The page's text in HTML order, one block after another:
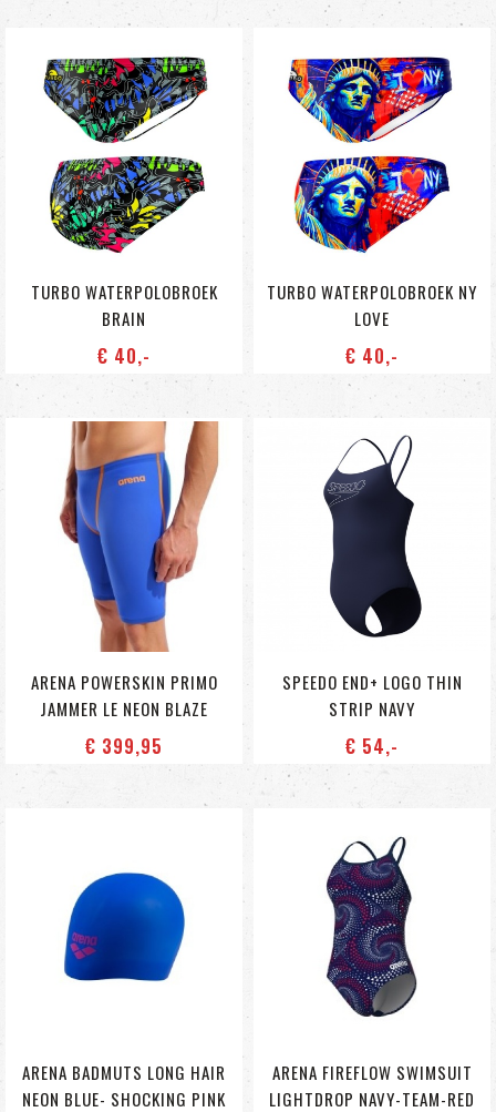
TURBO WATERPOLOBROEK
BRAIN
€ 40,-
TURBO WATERPOLOBROEK NY
LOVE
€ 40,-
ARENA POWERSKIN PRIMO
JAMMER LE NEON BLAZE
€ 399,95
SPEEDO END+ LOGO THIN
STRIP NAVY
€ 54,-
ARENA BADMUTS LONG HAIR
NEON BLUE- SHOCKING PINK
ARENA FIREFLOW SWIMSUIT
LIGHTDROP NAVY-TEAM-RED